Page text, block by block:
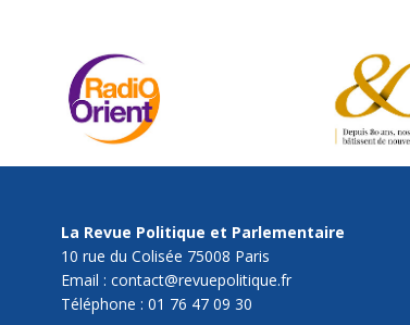
La Revue Politique et Parlementaire
10 rue du Colisée 75008 Paris
Email : contact@revuepolitique.fr
Téléphone : 01 76 47 09 30